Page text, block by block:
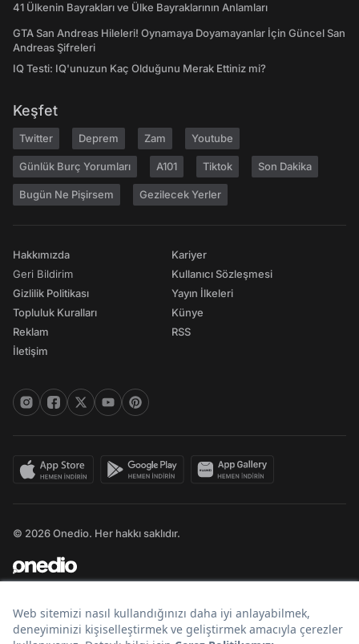
41 Ülkenin Bayrakları ve Ülke Bayraklarının Anlamları
GTA San Andreas Hileleri! Oynamaya Doyamayanlar İçin Güncel San
Andreas Şifreleri
IQ Testi: IQ'unuzun Kaç Olduğunu Merak Ettiniz mi?
Keşfet
Twitter Deprem Zam Youtube
Günlük Burç Yorumları A101 Tiktok Son Dakika
Bugün Ne Pişirsem Gezilecek Yerler
Hakkımızda
Geri Bildirim
Gizlilik Politikası
Topluluk Kuralları
Reklam
İletişim
Kariyer
Kullanıcı Sözleşmesi
Yayın İlkeleri
Künye
RSS
© 2026 Onedio. Her hakkı saklıdır.
Bir markasıdır.